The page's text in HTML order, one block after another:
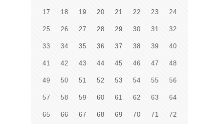
17 18 19 20 21 22 23 24
25 26 27 28 29 30 31 32
33 34 35 36 37 38 39 40
41 42 43 44 45 46 47 48
49 50 51 52 53 54 55 56
57 58 59 60 61 62 63 64
65 66 67 68 69 70 71 72